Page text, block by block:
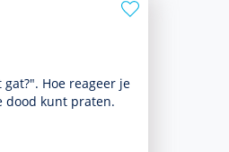
Hoe reageer je
dood kunt praten.